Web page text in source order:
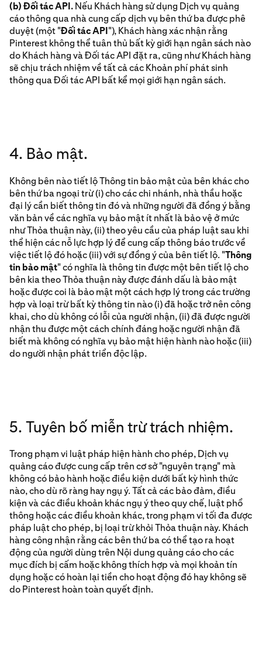
(b) Đối tác API. Nếu Khách hàng sử dụng Dịch vụ quảng
cáo thông qua nhà cung cấp dịch vụ bên thứ ba được phê
duyệt (một "Đối tác API"), Khách hàng xác nhận rằng
Pinterest không thể tuân thủ bất kỳ giới hạn ngân sách nào
do Khách hàng và Đối tác API đặt ra, cũng như Khách hàng
sẽ chịu trách nhiệm về tất cả các Khoản phí phát sinh
thông qua Đối tác API bất kể mọi giới hạn ngân sách.
4. Bảo mật.
Không bên nào tiết lộ Thông tin bảo mật của bên khác cho
bên thứ ba ngoại trừ (i) cho các chi nhánh, nhà thầu hoặc
đại lý cần biết thông tin đó và những người đã đồng ý bằng
văn bản về các nghĩa vụ bảo mật ít nhất là bảo vệ ở mức
như Thỏa thuận này, (ii) theo yêu cầu của pháp luật sau khi
thể hiện các nỗ lực hợp lý để cung cấp thông báo trước về
việc tiết lộ đó hoặc (iii) với sự đồng ý của bên tiết lộ. "Thông
tin bảo mật" có nghĩa là thông tin được một bên tiết lộ cho
bên kia theo Thỏa thuận này được đánh dấu là bảo mật
hoặc được coi là bảo mật một cách hợp lý trong các trường
hợp và loại trừ bất kỳ thông tin nào (i) đã hoặc trở nên công
khai, cho dù không có lỗi của người nhận, (ii) đã được người
nhận thu được một cách chính đáng hoặc người nhận đã
biết mà không có nghĩa vụ bảo mật hiện hành nào hoặc (iii)
do người nhận phát triển độc lập.
5. Tuyên bố miễn trừ trách nhiệm.
Trong phạm vi luật pháp hiện hành cho phép, Dịch vụ
quảng cáo được cung cấp trên cơ sở "nguyên trạng" mà
không có bảo hành hoặc điều kiện dưới bất kỳ hình thức
nào, cho dù rõ ràng hay ngụ ý. Tất cả các bảo đảm, điều
kiện và các điều khoản khác ngụ ý theo quy chế, luật phổ
thông hoặc các điều khoản khác, trong phạm vi tối đa được
pháp luật cho phép, bị loại trừ khỏi Thỏa thuận này. Khách
hàng công nhận rằng các bên thứ ba có thể tạo ra hoạt
động của người dùng trên Nội dung quảng cáo cho các
mục đích bị cấm hoặc không thích hợp và mọi khoản tín
dụng hoặc có hoàn lại tiền cho hoạt động đó hay không sẽ
do Pinterest hoàn toàn quyết định.